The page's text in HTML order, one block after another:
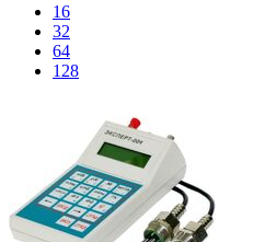
16
32
64
128